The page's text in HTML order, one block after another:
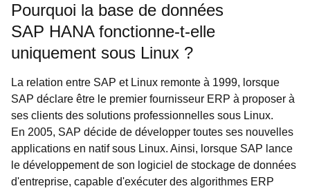
Pourquoi la base de données
SAP HANA fonctionne-t-elle
uniquement sous Linux ?
La relation entre SAP et Linux remonte à 1999, lorsque
SAP déclare être le premier fournisseur ERP à proposer à
ses clients des solutions professionnelles sous Linux.
En 2005, SAP décide de développer toutes ses nouvelles
applications en natif sous Linux. Ainsi, lorsque SAP lance
le développement de son logiciel de stockage de données
d'entreprise, capable d'exécuter des algorithmes ERP